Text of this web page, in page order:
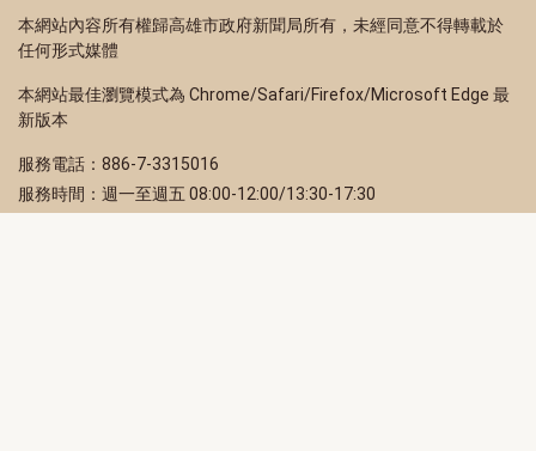
本網站內容所有權歸高雄市政府新聞局所有，未經同意不得轉載於
任何形式媒體
本網站最佳瀏覽模式為 Chrome/Safari/Firefox/Microsoft Edge 最
新版本
服務電話：886-7-3315016
服務時間：週一至週五 08:00-12:00/13:30-17:30